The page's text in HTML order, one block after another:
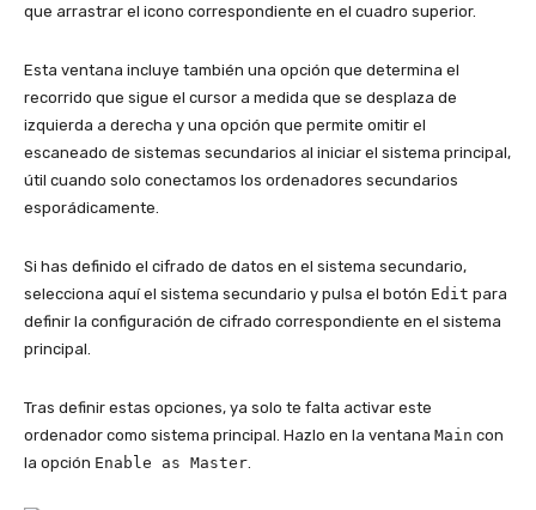
que arrastrar el icono correspondiente en el cuadro superior.
Esta ventana incluye también una opción que determina el
recorrido que sigue el cursor a medida que se desplaza de
izquierda a derecha y una opción que permite omitir el
escaneado de sistemas secundarios al iniciar el sistema principal,
útil cuando solo conectamos los ordenadores secundarios
esporádicamente.
Si has definido el cifrado de datos en el sistema secundario,
selecciona aquí el sistema secundario y pulsa el botón Edit para
definir la configuración de cifrado correspondiente en el sistema
principal.
Tras definir estas opciones, ya solo te falta activar este
ordenador como sistema principal. Hazlo en la ventana Main con
la opción Enable as Master